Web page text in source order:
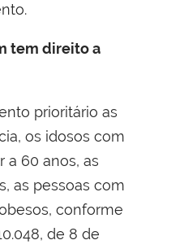
tem direito a
prioritário as
os idosos com
a 60 anos, as
as pessoas com
conforme
de 8 de